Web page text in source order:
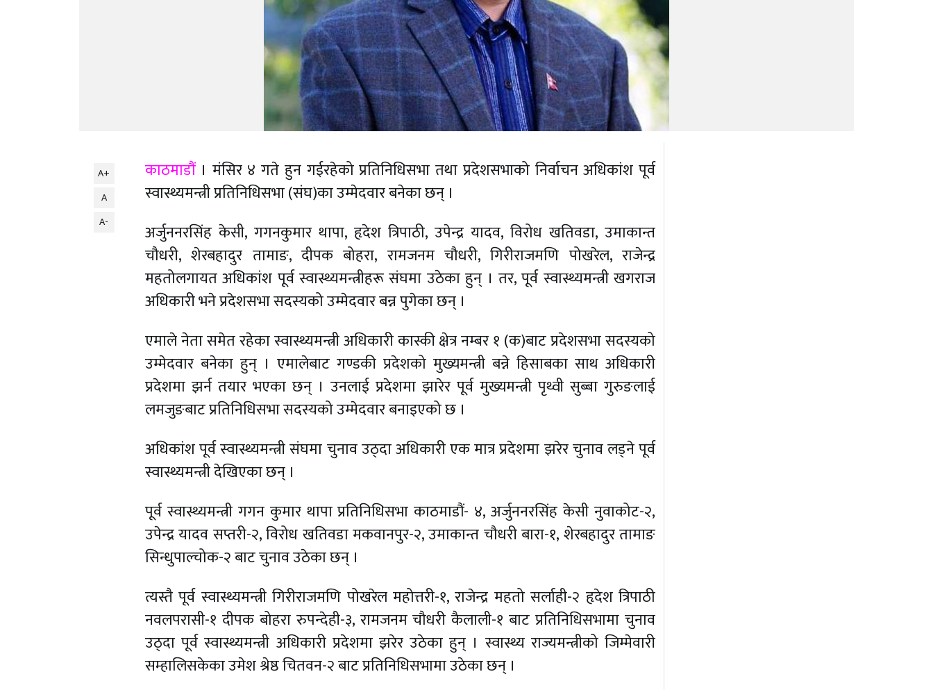
A+
A
A-
काठमाडौं। मंसिर ४ गते हुन गईरहेको प्रतिनिधिसभा तथा प्रदेशसभाको निर्वाचन अधिकांश पूर्व
स्वास्थ्यमन्त्री प्रतिनिधिसभा (संघ)का उम्मेदवार बनेका छन् ।
अर्जुननरसिंह केसी, गगनकुमार थापा, हृदेश त्रिपाठी, उपेन्द्र यादव, विरोध खतिवडा, उमाकान्त
चौधरी, शेरबहादुर तामाङ, दीपक बोहरा, रामजनम चौधरी, गिरीराजमणि पोखरेल, राजेन्द्र
महतोलगायत अधिकांश पूर्व स्वास्थ्यमन्त्रीहरू संघमा उठेका हुन् । तर, पूर्व स्वास्थ्यमन्त्री खगराज
अधिकारी भने प्रदेशसभा सदस्यको उम्मेदवार बन्न पुगेका छन् ।
एमाले नेता समेत रहेका स्वास्थ्यमन्त्री अधिकारी कास्की क्षेत्र नम्बर १ (क)बाट प्रदेशसभा सदस्यको
उम्मेदवार बनेका हुन् । एमालेबाट गण्डकी प्रदेशको मुख्यमन्त्री बन्ने हिसाबका साथ अधिकारी
प्रदेशमा झर्न तयार भएका छन् । उनलाई प्रदेशमा झारेर पूर्व मुख्यमन्त्री पृथ्वी सुब्बा गुरुङलाई
लमजुङबाट प्रतिनिधिसभा सदस्यको उम्मेदवार बनाइएको छ ।
अधिकांश पूर्व स्वास्थ्यमन्त्री संघमा चुनाव उठ्दा अधिकारी एक मात्र प्रदेशमा झरेर चुनाव लड्ने पूर्व
स्वास्थ्यमन्त्री देखिएका छन् ।
पूर्व स्वास्थ्यमन्त्री गगन कुमार थापा प्रतिनिधिसभा काठमाडौं- ४, अर्जुननरसिंह केसी नुवाकोट-२,
उपेन्द्र यादव सप्तरी-२, विरोध खतिवडा मकवानपुर-२, उमाकान्त चौधरी बारा-१, शेरबहादुर तामाङ
सिन्धुपाल्चोक-२ बाट चुनाव उठेका छन् ।
त्यस्तै पूर्व स्वास्थ्यमन्त्री गिरीराजमणि पोखरेल महोत्तरी-१, राजेन्द्र महतो सर्लाही-२ हृदेश त्रिपाठी
नवलपरासी-१ दीपक बोहरा रुपन्देही-३, रामजनम चौधरी कैलाली-१ बाट प्रतिनिधिसभामा चुनाव
उठ्दा पूर्व स्वास्थ्यमन्त्री अधिकारी प्रदेशमा झरेर उठेका हुन् । स्वास्थ्य राज्यमन्त्रीको जिम्मेवारी
सम्हालिसकेका उमेश श्रेष्ठ चितवन-२ बाट प्रतिनिधिसभामा उठेका छन् ।